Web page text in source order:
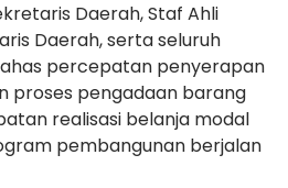
Daerah, Staf Ahli
Daerah, serta seluruh
percepatan penyerapan
proses pengadaan barang
realisasi belanja modal
pembangunan berjalan